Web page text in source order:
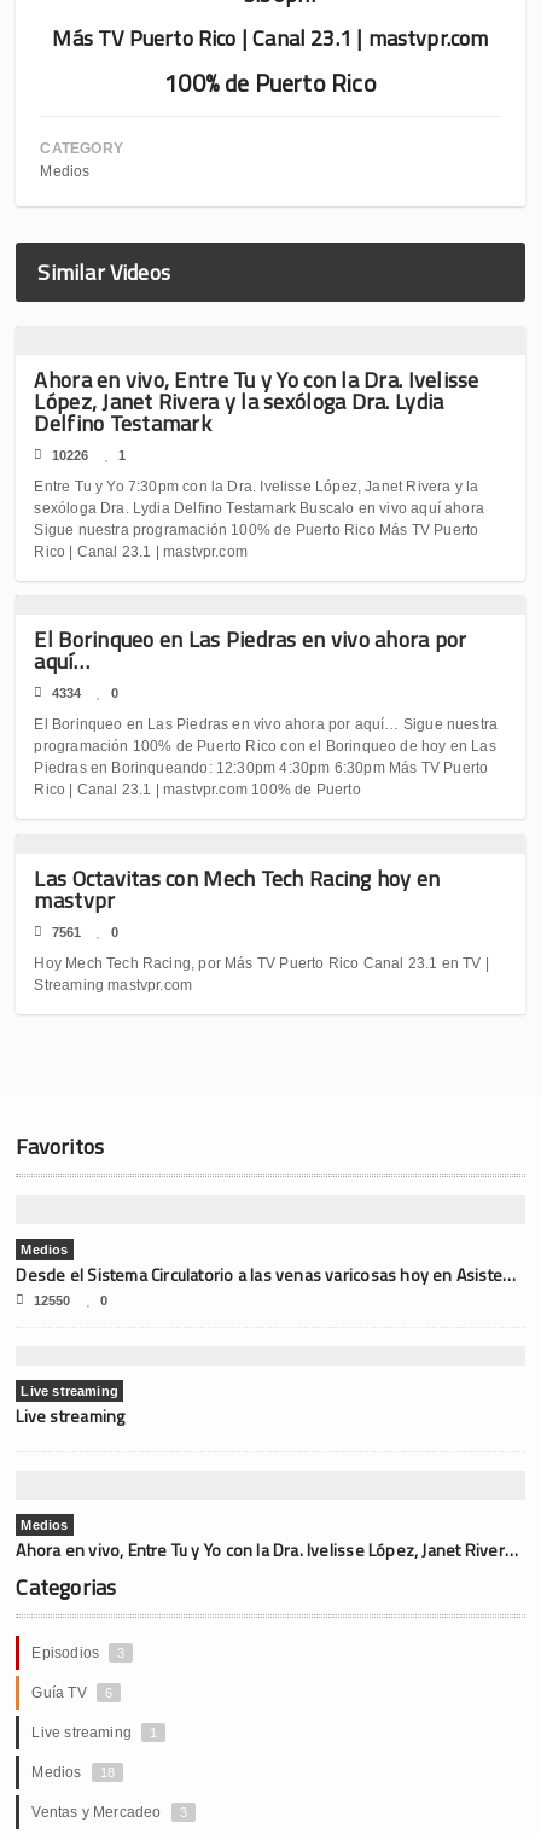
Más TV Puerto Rico | Canal 23.1 | mastvpr.com
100% de Puerto Rico
CATEGORY
Medios
Similar Videos
Ahora en vivo, Entre Tu y Yo con la Dra. Ivelisse
López, Janet Rivera y la sexóloga Dra. Lydia
Delfino Testamark
10226 1
Entre Tu y Yo 7:30pm con la Dra. Ivelisse López, Janet Rivera y la
sexóloga Dra. Lydia Delfino Testamark Buscalo en vivo aquí ahora
Sigue nuestra programación 100% de Puerto Rico Más TV Puerto
Rico | Canal 23.1 | mastvpr.com
El Borinqueo en Las Piedras en vivo ahora por
aquí…
4334 0
El Borinqueo en Las Piedras en vivo ahora por aquí… Sigue nuestra
programación 100% de Puerto Rico con el Borinqueo de hoy en Las
Piedras en Borinqueando: 12:30pm 4:30pm 6:30pm Más TV Puerto
Rico | Canal 23.1 | mastvpr.com 100% de Puerto
Las Octavitas con Mech Tech Racing hoy en
mastvpr
7561 0
Hoy Mech Tech Racing, por Más TV Puerto Rico Canal 23.1 en TV |
Streaming mastvpr.com
Favoritos
Medios
Desde el Sistema Circulatorio a las venas varicosas hoy en Asistencia Médica
12550 0
Live streaming
Live streaming
Medios
Ahora en vivo, Entre Tu y Yo con la Dra. Ivelisse López, Janet Rivera y la sexóloga Dra. Lydia Delfino Testamark
Categorias
Episodios 3
Guía TV 6
Live streaming 1
Medios 18
Ventas y Mercadeo 3